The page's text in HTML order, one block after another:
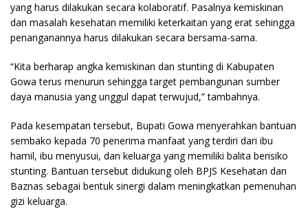
yang harus dilakukan secara kolaboratif. Pasalnya kemiskinan
dan masalah kesehatan memiliki keterkaitan yang erat sehingga
penanganannya harus dilakukan secara bersama-sama.
“Kita berharap angka kemiskinan dan stunting di Kabupaten
Gowa terus menurun sehingga target pembangunan sumber
daya manusia yang unggul dapat terwujud,” tambahnya.
Pada kesempatan tersebut, Bupati Gowa menyerahkan bantuan
sembako kepada 70 penerima manfaat yang terdiri dari ibu
hamil, ibu menyusui, dan keluarga yang memiliki balita berisiko
stunting. Bantuan tersebut didukung oleh BPJS Kesehatan dan
Baznas sebagai bentuk sinergi dalam meningkatkan pemenuhan
gizi keluarga.